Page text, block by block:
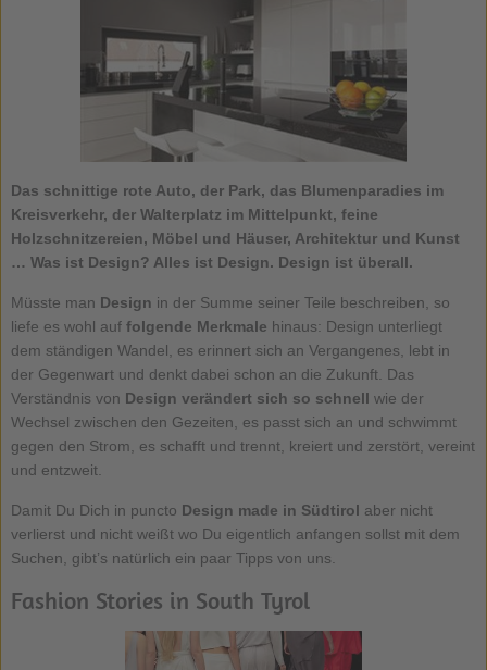
Das schnittige rote Auto, der Park, das Blumenparadies im
Kreisverkehr, der Walterplatz im Mittelpunkt, feine
Holzschnitzereien, Möbel und Häuser, Architektur und Kunst
… Was ist Design? Alles ist Design. Design ist überall.
Müsste man Design in der Summe seiner Teile beschreiben, so
liefe es wohl auf folgende Merkmale hinaus: Design unterliegt
dem ständigen Wandel, es erinnert sich an Vergangenes, lebt in
der Gegenwart und denkt dabei schon an die Zukunft. Das
Verständnis von Design verändert sich so schnell wie der
Wechsel zwischen den Gezeiten, es passt sich an und schwimmt
gegen den Strom, es schafft und trennt, kreiert und zerstört, vereint
und entzweit.
Damit Du Dich in puncto Design made in Südtirol aber nicht
verlierst und nicht weißt wo Du eigentlich anfangen sollst mit dem
Suchen, gibt’s natürlich ein paar Tipps von uns.
Fashion Stories in South Tyrol